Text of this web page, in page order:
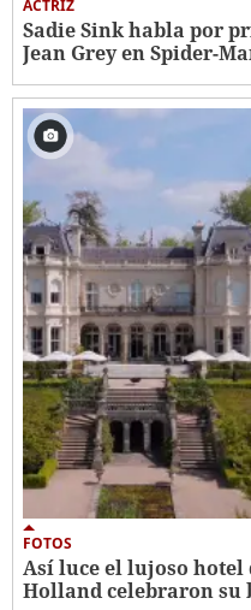
ACTRIZ
Sadie Sink habla por
Jean Grey en Spider-
FOTOS
Así luce el lujoso hotel
Holland celebraron su